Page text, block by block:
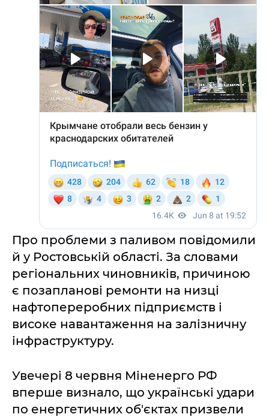
Про проблеми з паливом повідомили
й у Ростовській області. За словами
регіональних чиновників, причиною
є позапланові ремонти на низці
нафтопереробних підприємств і
високе навантаження на залізничну
інфраструктуру.
Увечері 8 червня Міненерго РФ
вперше визнало, що українські удари
по енергетичних об'єктах призвели